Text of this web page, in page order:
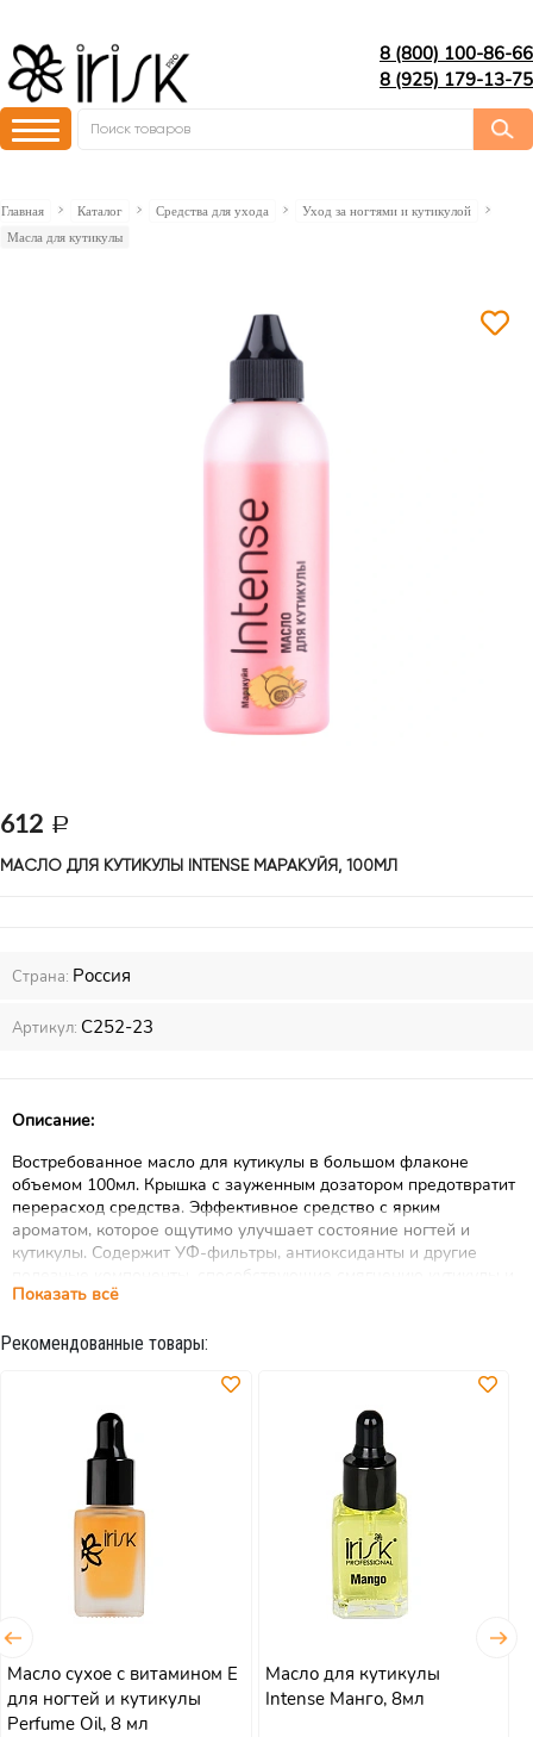
8 (800) 100-86-66
8 (925) 179-13-75
Главная Каталог Средства для ухода
Уход за ногтями и кутикулой
Масла для кутикулы
612
МАСЛО ДЛЯ КУТИКУЛЫ INTENSE МАРАКУЙЯ, 100МЛ
Страна: Россия
Артикул: С252-23
Описание:
Востребованное масло для кутикулы в большом флаконе
объемом 100мл. Крышка с зауженным дозатором предотвратит
перерасход средства. Эффективное средство с ярким
ароматом, которое ощутимо улучшает состояние ногтей и
кутикулы. Содержит УФ-фильтры, антиоксиданты и другие
полезные компоненты, способствующие смягчению кутикулы и
росту здорового ногтя.
Показать всё
Рекомендованные товары:
Масло сухое с витамином Е
для ногтей и кутикулы
Perfume Oil, 8 мл
Масло для кутикулы
Intense Манго, 8мл